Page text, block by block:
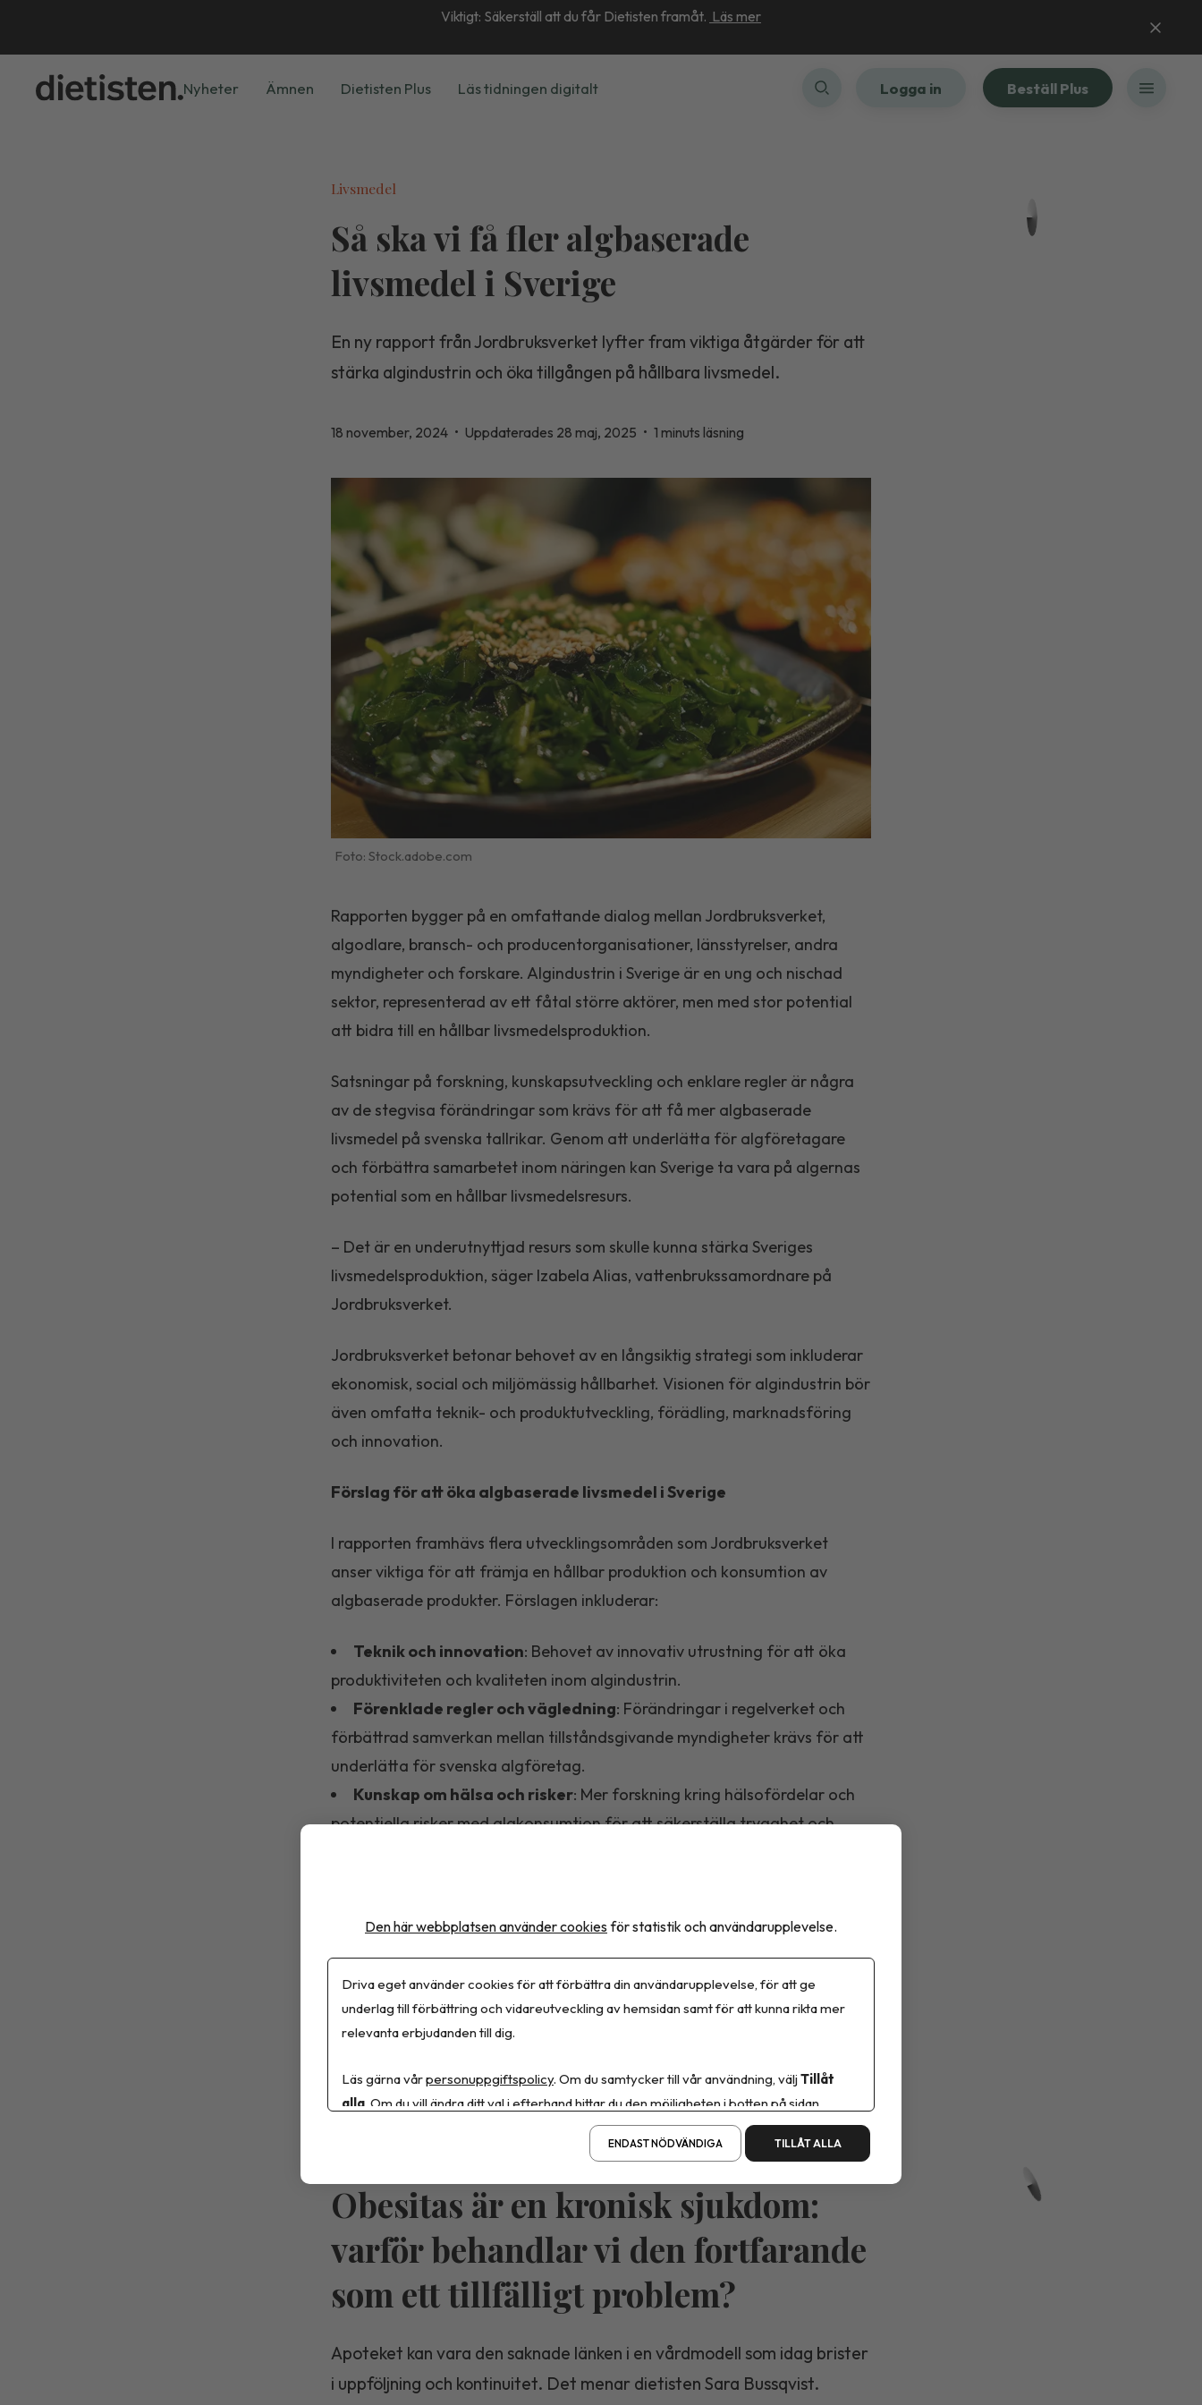
Viktigt: Säkerställ att du får Dietisten framåt. Läs mer
Nyheter Ämnen Dietisten Plus Läs tidningen digitalt Logga in Beställ Plus
Livsmedel
Så ska vi få fler algbaserade
livsmedel i Sverige
En ny rapport från Jordbruksverket lyfter fram viktiga åtgärder för att
stärka algindustrin och öka tillgången på hållbara livsmedel.
18 november, 2024 • Uppdaterades 28 maj, 2025 • 1 minuts läsning
Stock.adobe.com
Rapporten bygger på en omfattande dialog mellan Jordbruksverket,
algodlare, bransch- och producentorganisationer, länsstyrelser, andra
myndigheter och forskare. Algindustrin i Sverige är en ung och nischad
sektor, representerad av ett fåtal större aktörer, men med stor potential
att bidra till en hållbar livsmedelsproduktion.
Satsningar på forskning, kunskapsutveckling och enklare regler är några
av de stegvisa förändringar som krävs för att få mer algbaserade
livsmedel på svenska tallrikar. Genom att underlätta för algföretagare
och förbättra samarbetet inom näringen kan Sverige ta vara på algernas
potential som en hållbar livsmedelsresurs.
– Det är en underutnyttjad resurs som skulle kunna stärka Sveriges
livsmedelsproduktion, säger Izabela Alias, vattenbrukssamordnare på
Jordbruksverket.
Jordbruksverket betonar behovet av en långsiktig strategi som inkluderar
ekonomisk, social och miljömässig hållbarhet. Visionen för algindustrin bör
även omfatta teknik- och produktutveckling, förädling, marknadsföring
och innovation.
Förslag för att öka algbaserade livsmedel i Sverige
I rapporten framhävs flera utvecklingsområden som Jordbruksverket
anser viktiga för att främja en hållbar produktion och konsumtion av
algbaserade produkter. Förslagen inkluderar:
Teknik och innovation: Behovet av innovativ utrustning för att öka
produktiviteten och kvaliteten inom algindustrin.
Förenklade regler och vägledning: Förändringar i regelverket och
förbättrad samverkan mellan tillståndsgivande myndigheter krävs för att
underlätta för svenska algföretag.
Kunskap om hälsa och risker: Mer forskning kring hälsofördelar och
potentiella risker med algkonsumtion för att säkerställa trygghet och
efterfrågan.
Livsmedel
Obesitas är en kronisk sjukdom:
varför behandlar vi den fortfarande
som ett tillfälligt problem?
Apoteket kan vara den saknade länken i en vårdmodell som idag brister
i uppföljning och kontinuitet. Det menar dietisten Sara Bussqvist.
Den här webbplatsen använder cookies för statistik och användarupplevelse.
Driva eget använder cookies för att förbättra din användarupplevelse, för att ge
underlag till förbättring och vidareutveckling av hemsidan samt för att kunna rikta mer
relevanta erbjudanden till dig.
Läs gärna vårpersonuppgiftspolicy. Om du samtycker till vår användning, väljTillåt
alla . Om du vill ändra ditt val i efterhand hittar du den möjligheten i botten på sidan.
ENDAST NÖDVÄNDIGA TILLÅT ALLA